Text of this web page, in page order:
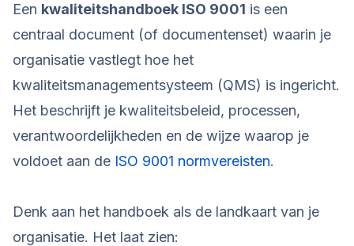
Een kwaliteitshandboek ISO 9001 is een
centraal document (of documentenset) waarin je
organisatie vastlegt hoe het
kwaliteitsmanagementsysteem (QMS) is ingericht.
Het beschrijft je kwaliteitsbeleid, processen,
verantwoordelijkheden en de wijze waarop je
voldoet aan de ISO 9001 normvereisten.
Denk aan het handboek als de landkaart van je
organisatie. Het laat zien: